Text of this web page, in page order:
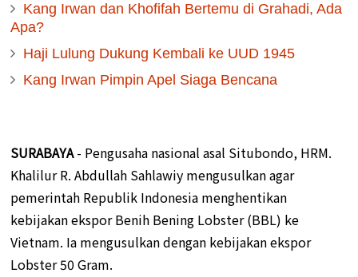
Kang Irwan dan Khofifah Bertemu di Grahadi, Ada
Apa?
Haji Lulung Dukung Kembali ke UUD 1945
Kang Irwan Pimpin Apel Siaga Bencana
SURABAYA- Pengusaha nasional asal Situbondo, HRM.
Khalilur R. Abdullah Sahlawiy mengusulkan agar
pemerintah Republik Indonesia menghentikan
kebijakan ekspor Benih Bening Lobster (BBL) ke
Vietnam. Ia mengusulkan dengan kebijakan ekspor
Lobster 50 Gram.